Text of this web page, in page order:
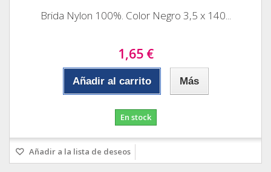
Brida Nylon 100%. Color Negro 3,5 x 140...
1,65 €
Añadir al carrito Más
En stock
Añadir a la lista de deseos